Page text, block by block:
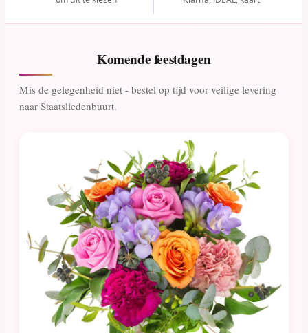
Komende feestdagen
Mis de gelegenheid niet - bestel op tijd voor veilige levering
naar Staatsliedenbuurt.